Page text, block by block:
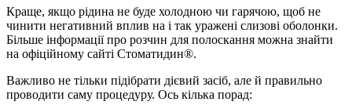
Краще, якщо рідина не буде холодною чи гарячою, щоб не
чинити негативний вплив на і так уражені слизові оболонки.
Більше інформації про розчин для полоскання можна знайти
на офіційному сайті Стоматидин®.
Важливо не тільки підібрати дієвий засіб, але й правильно
проводити саму процедуру. Ось кілька порад: